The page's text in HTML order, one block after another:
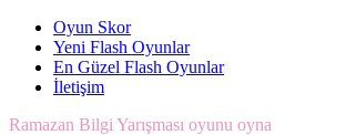
Oyun Skor
Yeni Flash Oyunlar
En Güzel Flash Oyunlar
İletişim
Ramazan Bilgi Yarışması oyunu oyna